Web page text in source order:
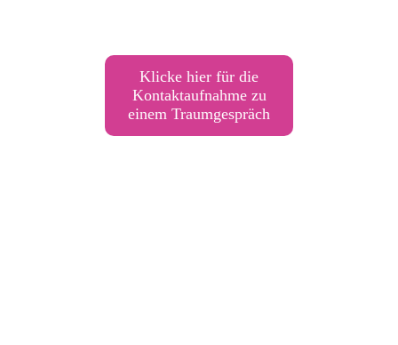
Klicke hier für die
Kontaktaufnahme zu
einem Traumgespräch